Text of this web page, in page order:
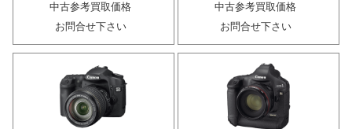
中古参考買取価格
お問合せ下さい
中古参考買取価格
お問合せ下さい